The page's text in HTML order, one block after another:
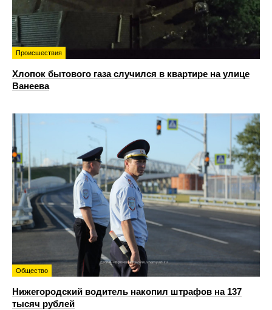
Происшествия
Хлопок бытового газа случился в квартире на улице
Ванеева
Общество
Нижегородский водитель накопил штрафов на 137
тысяч рублей